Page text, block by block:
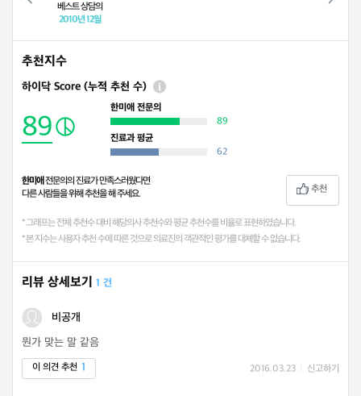
베스트 상담의
2010년 12월
추천지수
하이닥 Score (누적 추천 수)
89
한미애 전문의
89
진료과 평균
62
한미애 전문의의 진료가 만족스러웠다면
다른 사람들을 위해 추천을 해 주세요.
추천
* 그래프는 전체 추천수 대비 해당의사 추천수와 평균 추천수를 비율로 표현하였습니다.
* 본 지수는 사용자 추천 수에 따른 것으로 의료진의 객관적인 평가를 대체할 수 없습니다.
리뷰 상세보기 1 건
비공개
뭔가 맞는 말 같음
이 의견 추천 1 2016.03.23 신고하기